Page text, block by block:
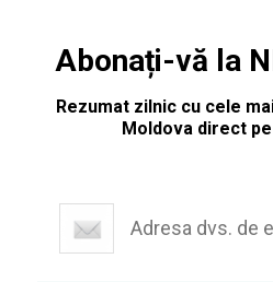
Abonați-vă la
Rezumat zilnic cu cele
Moldova direct